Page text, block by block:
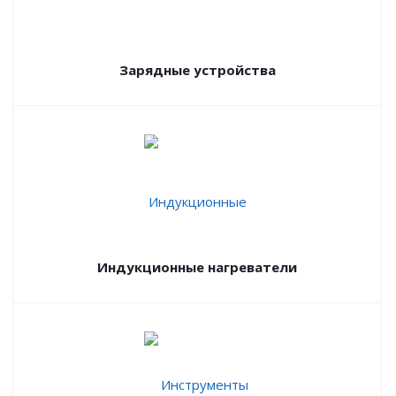
Зарядные устройства
Индукционные нагреватели